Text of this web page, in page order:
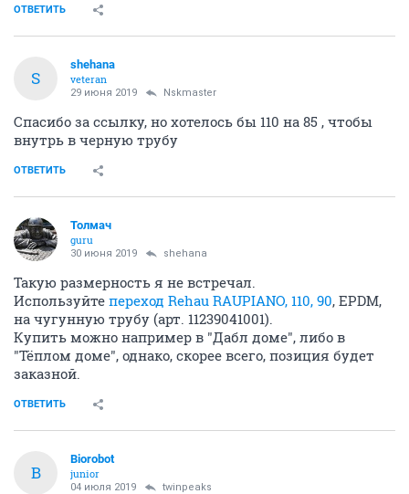
ОТВЕТИТЬ
S
shehana
veteran
29 июня 2019 Nskmaster
Спасибо за ссылку, но хотелось бы 110 на 85 , чтобы
внутрь в черную трубу
ОТВЕТИТЬ
Толмач
guru
30 июня 2019 shehana
Такую размерность я не встречал.
Используйте переход Rehau RAUPIANO, 110, 90, EPDM,
на чугунную трубу (арт. 11239041001).
Купить можно например в "Дабл доме", либо в
"Тёплом доме", однако, скорее всего, позиция будет
заказной.
ОТВЕТИТЬ
B
Biorobot
junior
04 июля 2019 twinpeaks